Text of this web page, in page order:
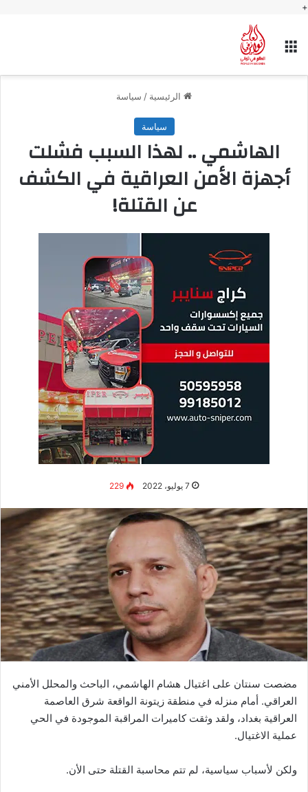
+
القائمة
الرئيسية / سياسة
سياسة
الهاشمي .. لهذا السبب فشلت
أجهزة الأمن العراقية في الكشف
عن القتلة!
7 يوليو، 2022 229
مضصت سنتان على اغتيال هشام الهاشمي، الباحث والمحلل الأمني
العراقي. أمام منزله في منطقة زيتونة الواقعة شرق العاصمة
العراقية بغداد، ولقد وثقت كاميرات المراقبة الموجودة في الحي
عملية الاغتيال.
ولكن لأسباب سياسية، لم تتم محاسبة القتلة حتى الأن.